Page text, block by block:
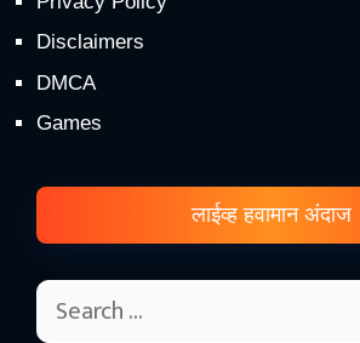
Disclaimers
DMCA
Games
लाईव्ह हवामान अंदाज